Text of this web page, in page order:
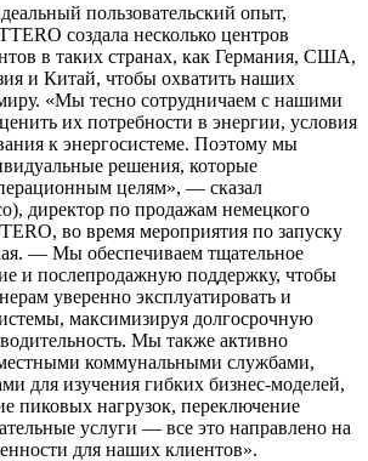
пользовательский опыт,
создала несколько центров
в таких странах, как Германия, США,
и Китай, чтобы охватить наших
«Мы тесно сотрудничаем с нашими
их потребности в энергии, условия
к энергосистеме. Поэтому мы
решения, которые
целям», — сказал
директор по продажам немецкого
во время мероприятия по запуску
— Мы обеспечиваем тщательное
и послепродажную поддержку, чтобы
уверенно эксплуатировать и
максимизируя долгосрочную
Мы также активно
коммунальными службами,
для изучения гибких бизнес-моделей,
пиковых нагрузок, переключение
услуги — все это направлено на
для наших клиентов».